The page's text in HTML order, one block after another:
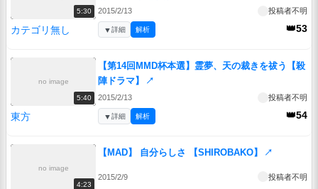
5:30 2015/2/13 投稿者不明
カテゴリ無し 👑53
▼詳細 解析
no image
5:40
【第14回MMD杯本選】霊夢、天の裁きを祓う【殺
陣ドラマ】
↗
2015/2/13 投稿者不明
東方 👑54
▼詳細 解析
no image
4:23
【MAD】 自分らしさ 【SHIROBAKO】 ↗
2015/2/9 投稿者不明